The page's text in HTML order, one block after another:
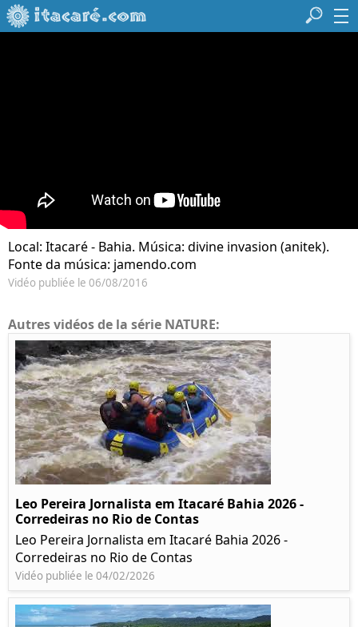
Local: Itacaré - Bahia. Música: divine invasion (anitek).
Fonte da música: jamendo.com
Vidéo publiée le 06/08/2016
Autres vidéos de la série NATURE:
Leo Pereira Jornalista em Itacaré Bahia 2026 -
Corredeiras no Rio de Contas
Leo Pereira Jornalista em Itacaré Bahia 2026 -
Corredeiras no Rio de Contas
Vidéo publiée le 04/02/2026